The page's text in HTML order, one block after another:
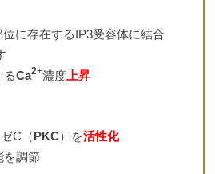
位に存在するIP3受容体に結合
るCa2+濃度 上昇
C（PKC）を活性化
調節